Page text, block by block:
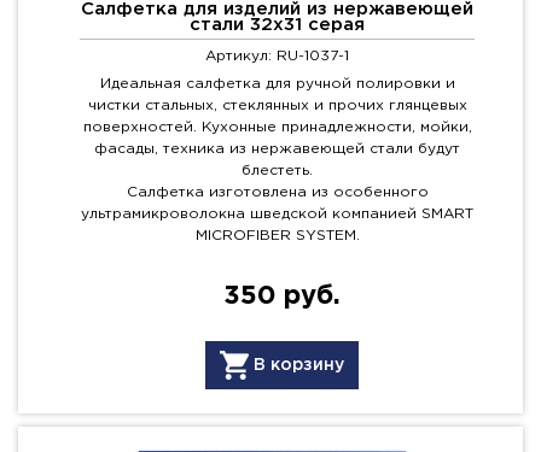
Салфетка для изделий из нержавеющей
стали 32х31 серая
Артикул: RU-1037-1
Идеальная салфетка для ручной полировки и
чистки стальных, стеклянных и прочих глянцевых
поверхностей. Кухонные принадлежности, мойки,
фасады, техника из нержавеющей стали будут
блестеть.
Салфетка изготовлена из особенного
ультрамикроволокна шведской компанией SMART
MICROFIBER SYSTEM.
350 руб.
В корзину